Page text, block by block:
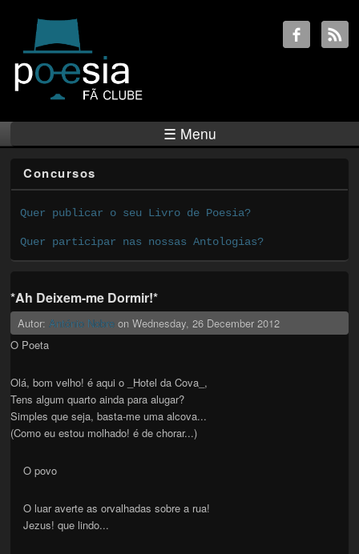
☰ Menu
Concursos
Quer publicar o seu Livro de Poesia?
Quer participar nas nossas Antologias?
*Ah Deixem-me Dormir!*
Autor:António Nobre onWednesday, 26 December 2012
O Poeta
Olá, bom velho! é aqui o _Hotel da Cova_,
Tens algum quarto ainda para alugar?
Simples que seja, basta-me uma alcova...
(Como eu estou molhado! é de chorar...)
O povo
O luar averte as orvalhadas sobre a rua!
Jezus! que lindo...